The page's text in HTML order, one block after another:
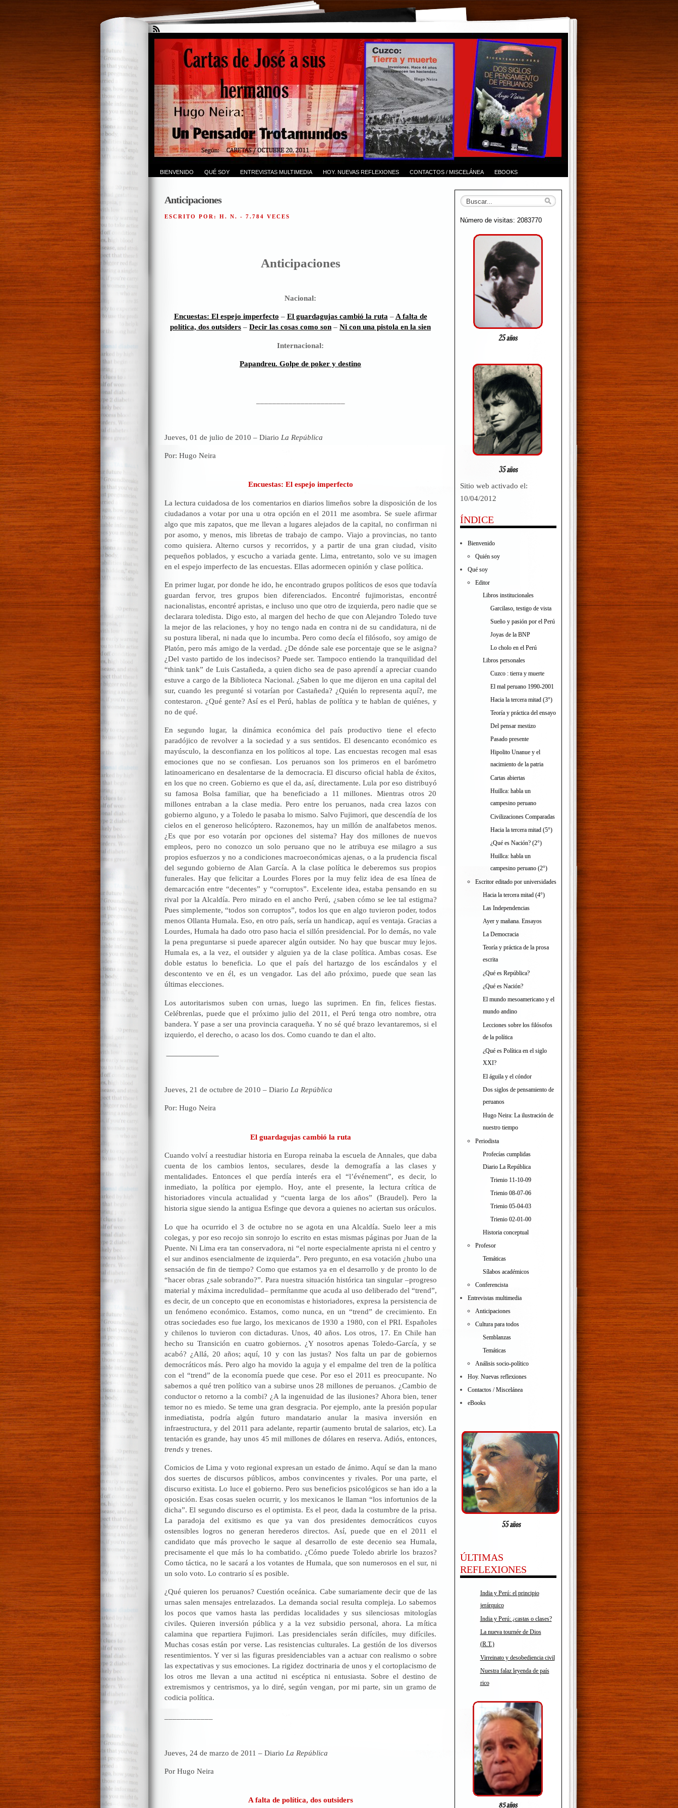
BIENVENIDO QUÉ SOY ENTREVISTAS MULTIMEDIA HOY. NUEVAS REFLEXIONES CONTACTOS / MISCELÁNEA EBOOKS
Anticipaciones
ESCRITO POR: H. N. - 7.784 VECES
Anticipaciones
Nacional:
Encuestas: El espejo imperfecto – El guardagujas cambió la ruta – A falta de
política, dos outsiders – Decir las cosas como son – Ni con una pistola en la sien
Internacional:
Papandreu. Golpe de poker y destino
Jueves, 01 de julio de 2010 – Diario La República
Por: Hugo Neira
Encuestas: El espejo imperfecto
La lectura cuidadosa de los comentarios en diarios limeños sobre la disposición de los
ciudadanos a votar por una u otra opción en el 2011 me asombra. Se suele afirmar
algo que mis zapatos, que me llevan a lugares alejados de la capital, no confirman ni
por asomo, y menos, mis libretas de trabajo de campo. Viajo a provincias, no tanto
como quisiera. Alterno cursos y recorridos, y a partir de una gran ciudad, visito
pequeños poblados, y escucho a variada gente. Lima, entretanto, solo ve su imagen
en el espejo imperfecto de las encuestas. Ellas adormecen opinión y clase política.
En primer lugar, por donde he ido, he encontrado grupos políticos de esos que todavía
guardan fervor, tres grupos bien diferenciados. Encontré fujimoristas, encontré
nacionalistas, encontré apristas, e incluso uno que otro de izquierda, pero nadie que se
declarara toledista. Digo esto, al margen del hecho de que con Alejandro Toledo tuve
la mejor de las relaciones, y hoy no tengo nada en contra ni de su candidatura, ni de
su postura liberal, ni nada que lo incumba. Pero como decía el filósofo, soy amigo de
Platón, pero más amigo de la verdad. ¿De dónde sale ese porcentaje que se le asigna?
¿Del vasto partido de los indecisos? Puede ser. Tampoco entiendo la tranquilidad del
“think tank” de Luis Castañeda, a quien dicho sea de paso aprendí a apreciar cuando
estuve a cargo de la Biblioteca Nacional. ¿Saben lo que me dijeron en una capital del
sur, cuando les pregunté si votarían por Castañeda? ¿Quién lo representa aquí?, me
contestaron. ¿Qué gente? Así es el Perú, hablas de política y te hablan de quiénes, y
no de qué.
En segundo lugar, la dinámica económica del país productivo tiene el efecto
paradójico de revolver a la sociedad y a sus sentidos. El desencanto económico es
mayúsculo, la desconfianza en los políticos al tope. Las encuestas recogen mal esas
emociones que no se confiesan. Los peruanos son los primeros en el barómetro
latinoamericano en desalentarse de la democracia. El discurso oficial habla de éxitos,
en los que no creen. Gobierno es que el da, así, directamente. Lula por eso distribuyó
su famosa Bolsa familiar, que ha beneficiado a 11 millones. Mientras otros 20
millones entraban a la clase media. Pero entre los peruanos, nada crea lazos con
gobierno alguno, y a Toledo le pasaba lo mismo. Salvo Fujimori, que descendía de los
cielos en el generoso helicóptero. Razonemos, hay un millón de analfabetos menos.
¿Es que por eso votarán por opciones del sistema? Hay dos millones de nuevos
empleos, pero no conozco un solo peruano que no le atribuya ese milagro a sus
propios esfuerzos y no a condiciones macroeconómicas ajenas, o a la prudencia fiscal
del segundo gobierno de Alan García. A la clase política le deberemos sus propios
funerales. Hay que felicitar a Lourdes Flores por la muy feliz idea de esa línea de
demarcación entre “decentes” y “corruptos”. Excelente idea, estaba pensando en su
rival por la Alcaldía. Pero mirado en el ancho Perú, ¿saben cómo se lee tal estigma?
Pues simplemente, “todos son corruptos”, todos los que en algo tuvieron poder, todos
menos Ollanta Humala. Eso, en otro país, sería un handicap, aquí es ventaja. Gracias a
Lourdes, Humala ha dado otro paso hacia el sillón presidencial. Por lo demás, no vale
la pena preguntarse si puede aparecer algún outsider. No hay que buscar muy lejos.
Humala es, a la vez, el outsider y alguien ya de la clase política. Ambas cosas. Ese
doble estatus lo beneficia. Lo que el país del hartazgo de los escándalos y el
descontento ve en él, es un vengador. Las del año próximo, puede que sean las
últimas elecciones.
Los autoritarismos suben con urnas, luego las suprimen. En fin, felices fiestas.
Celébrenlas, puede que el próximo julio del 2011, el Perú tenga otro nombre, otra
bandera. Y pase a ser una provincia caraqueña. Y no sé qué brazo levantaremos, si el
izquierdo, el derecho, o acaso los dos. Como cuando te dan el alto.
Jueves, 21 de octubre de 2010 – Diario La República
Por: Hugo Neira
El guardagujas cambió la ruta
Cuando volví a reestudiar historia en Europa reinaba la escuela de Annales, que daba
cuenta de los cambios lentos, seculares, desde la demografía a las clases y
mentalidades. Entonces el que perdía interés era el “l’événement”, es decir, lo
inmediato, la política por ejemplo. Hoy, ante el presente, la lectura crítica de
historiadores vincula actualidad y “cuenta larga de los años” (Braudel). Pero la
historia sigue siendo la antigua Esfinge que devora a quienes no aciertan sus oráculos.
Lo que ha ocurrido el 3 de octubre no se agota en una Alcaldía. Suelo leer a mis
colegas, y por eso recojo sin sonrojo lo escrito en estas mismas páginas por Juan de la
Puente. Ni Lima era tan conservadora, ni “el norte especialmente aprista ni el centro y
el sur andinos esencialmente de izquierda”. Pero pregunto, en esa votación ¿hubo una
sensación de fin de tiempo? Como que estamos ya en el desarrollo y de pronto lo de
“hacer obras ¿sale sobrando?”. Para nuestra situación histórica tan singular –progreso
material y máxima incredulidad– permítanme que acuda al uso deliberado del “trend”,
es decir, de un concepto que en economistas e historiadores, expresa la persistencia de
un fenómeno económico. Estamos, como nunca, en un “trend” de crecimiento. En
otras sociedades eso fue largo, los mexicanos de 1930 a 1980, con el PRI. Españoles
y chilenos lo tuvieron con dictaduras. Unos, 40 años. Los otros, 17. En Chile han
hecho su Transición en cuatro gobiernos. ¿Y nosotros apenas Toledo-García, y se
acabó? ¿Allá, 20 años; aquí, 10 y con las justas? Nos falta un par de gobiernos
democráticos más. Pero algo ha movido la aguja y el empalme del tren de la política
con el “trend” de la economía puede que cese. Por eso el 2011 es preocupante. No
sabemos a qué tren político van a subirse unos 28 millones de peruanos. ¿Cambio de
conductor o retorno a la combi? ¿A la ingenuidad de las ilusiones? Ahora bien, tener
temor no es miedo. Se teme una gran desgracia. Por ejemplo, ante la presión popular
inmediatista, podría algún futuro mandatario anular la masiva inversión en
infraestructura, y del 2011 para adelante, repartir (aumento brutal de salarios, etc). La
tentación es grande, hay unos 45 mil millones de dólares en reserva. Adiós, entonces,
trendsy trenes.
Comicios de Lima y voto regional expresan un estado de ánimo. Aquí se dan la mano
dos suertes de discursos públicos, ambos convincentes y rivales. Por una parte, el
discurso exitista. Lo luce el gobierno. Pero sus beneficios psicológicos se han ido a la
oposición. Esas cosas suelen ocurrir, y los mexicanos le llaman “los infortunios de la
dicha”. El segundo discurso es el optimista. Es el peor, dada la costumbre de la prisa.
La paradoja del exitismo es que ya van dos presidentes democráticos cuyos
ostensibles logros no generan herederos directos. Así, puede que en el 2011 el
candidato que más provecho le saque al desarrollo de este decenio sea Humala,
precisamente el que más lo ha combatido. ¿Cómo puede Toledo abrirle los brazos?
Como táctica, no le sacará a los votantes de Humala, que son numerosos en el sur, ni
un solo voto. Lo contrario sí es posible.
¿Qué quieren los peruanos? Cuestión oceánica. Cabe sumariamente decir que de las
urnas salen mensajes entrelazados. La demanda social resulta compleja. Lo sabemos
los pocos que vamos hasta las perdidas localidades y sus silenciosas mitologías
civiles. Quieren inversión pública y a la vez subsidio personal, ahora. La mítica
calamina que repartiera Fujimori. Las presidenciales serán difíciles, muy difíciles.
Muchas cosas están por verse. Las resistencias culturales. La gestión de los diversos
resentimientos. Y ver si las figuras presidenciables van a actuar con realismo o sobre
las expectativas y sus emociones. La rigidez doctrinaria de unos y el cortoplacismo de
los otros me llevan a una actitud ni escéptica ni entusiasta. Sobre el destino de
extremismos y centrismos, ya lo diré, según vengan, por mi parte, sin un gramo de
codicia política.
Jueves, 24 de marzo de 2011 – Diario La República
Por Hugo Neira
A falta de política, dos outsiders
Número de visitas: 2083770
Sitio web activado el:
10/04/2012
ÍNDICE
Bienvenido
Quién soy
Qué soy
Editor
Libros institucionales
Garcilaso, testigo de vista
Sueño y pasión por el Perú
Joyas de la BNP
Lo cholo en el Perú
Libros personales
Cuzco : tierra y muerte
El mal peruano 1990-2001
Hacia la tercera mitad (3°)
Teoría y práctica del ensayo
Del pensar mestizo
Pasado presente
Hipolito Unanue y el
nacimiento de la patria
Cartas abiertas
Huillca: habla un
campesino peruano
Civilizaciones Comparadas
Hacia la tercera mitad (5°)
¿Qué es Nación? (2°)
Huillca: habla un
campesino peruano (2°)
Escritor editado por universidades
Hacia la tercera mitad (4°)
Las Independencias
Ayer y mañana. Ensayos
La Democracia
Teoría y práctica de la prosa
escrita
¿Qué es República?
¿Qué es Nación?
El mundo mesoamericano y el
mundo andino
Lecciones sobre los filósofos
de la política
¿Qué es Política en el siglo
XXI?
El águila y el cóndor
Dos siglos de pensamiento de
peruanos
Hugo Neira: La ilustración de
nuestro tiempo
Periodista
Profecías cumplidas
Diario La República
Trienio 11-10-09
Trienio 08-07-06
Trienio 05-04-03
Trienio 02-01-00
Historia conceptual
Profesor
Temáticas
Sílabos académicos
Conferencista
Entrevistas multimedia
Anticipaciones
Cultura para todos
Semblanzas
Temáticas
Análisis socio-político
Hoy. Nuevas reflexiones
Contactos / Miscelánea
eBooks
ÚLTIMAS
REFLEXIONES
India y Perú: el principio
jerárquico
India y Perú: ¿castas o clases?
La nueva tournée de Dios
(R.T.)
Virreinato y desobediencia civil
Nuestra falaz leyenda de país
rico